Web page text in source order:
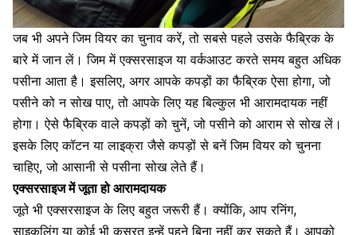
जब भी अपनेजिम वियर का चुनाव करें, तो सबसे पहले उसके फैब्रिक के
बारे में जान लें। जिम में एक्सरसाइज या वर्कआउट करते समय बहुत अधिक
पसीना आता है। इसलिए, अगर आपके कपड़ों का फैब्रिक ऐसा होगा, जो
पसीने को न सोख पाए, तो आपके लिए यह बिल्कुल भी आरामदायक नहीं
होगा। ऐसे फैब्रिक वाले कपड़ों को चुनें, जो पसीने को आराम से सोख लें।
इसके लिएकॉटनया लाइक्रा जैसे कपड़ों से बनें जिम वियर को चुनना
चाहिए, जो आसानी सेपसीना सोख लेते हैं।
एक्सरसाइज में जूता हो आरामदायक
जूते भी एक्सरसाइज के लिए बहुत जरूरी हैं। क्योंकि, आपरनिंग,
साइकलिंगया कोई भी कसरत इन्हें पहने बिना नहीं कर सकते हैं। आपको